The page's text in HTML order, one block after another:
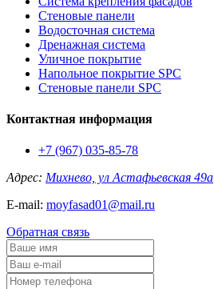
Стеновые панели
Водосточная система
Дренажная система
Уличное покрытие
Напольное покрытие SPC
Стеновые панели SPC
Контактная информация
+7 (967) 035-85-78
Адрес: Михнево, ул Астафьевская 49а
E-mail: moyfasad01@mail.ru
Обратная связь